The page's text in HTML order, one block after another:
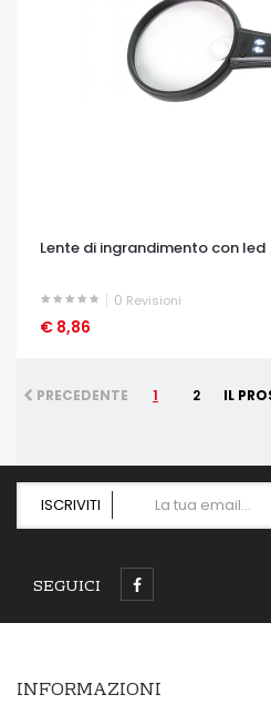
Lente di ingrandimento con led
0 Revisioni
€ 8,86
OCCHIATA VELOCE
PRECEDENTE 1 2
IL
ISCRIVITI
SEGUICI
INFORMAZIONI